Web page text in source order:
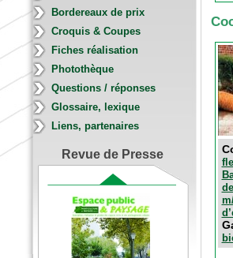
Bordereaux de prix
Croquis & Coupes
Fiches réalisation
Photothèque
Questions / réponses
Glossaire, lexique
Liens, partenaires
Revue de Presse